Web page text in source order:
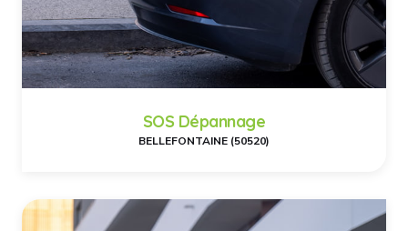
SOS Dépannage
BELLEFONTAINE (50520)